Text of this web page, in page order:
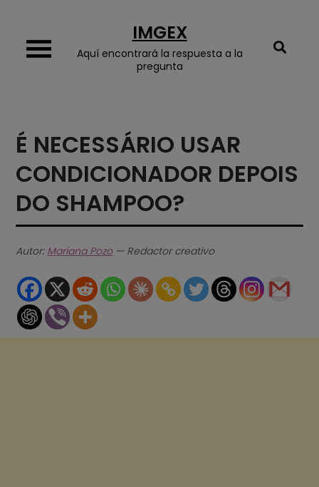
content
IMGEX
Aquí encontrará la respuesta a la
pregunta
É NECESSÁRIO USAR
CONDICIONADOR DEPOIS
DO SHAMPOO?
Autor: Mariana Pozo— Redactor creativo